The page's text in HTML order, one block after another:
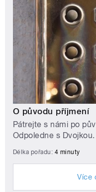
O původu příjmení
Pátrejte s námi po
Odpoledne s Dvojkou.
Délka pořadu: 4 minuty
Více